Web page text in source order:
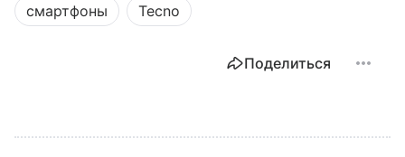
смартфоны Tecno
Поделиться